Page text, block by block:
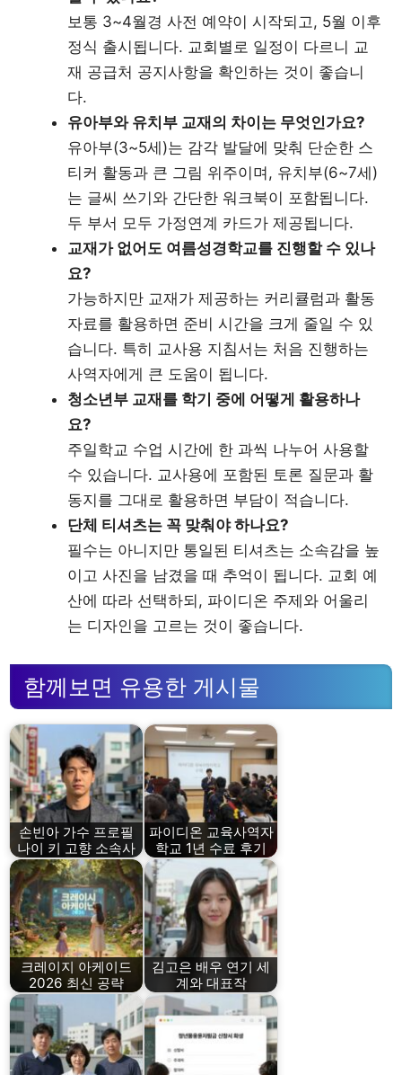
보통 3~4월경 사전 예약이 시작되고, 5월 이후
정식 출시됩니다. 교회별로 일정이 다르니 교
재 공급처 공지사항을 확인하는 것이 좋습니
다.
유아부와 유치부 교재의 차이는 무엇인가요?
유아부(3~5세)는 감각 발달에 맞춰 단순한 스
티커 활동과 큰 그림 위주이며, 유치부(6~7세)
는 글씨 쓰기와 간단한 워크북이 포함됩니다.
두 부서 모두 가정연계 카드가 제공됩니다.
교재가 없어도 여름성경학교를 진행할 수 있나
요?
가능하지만 교재가 제공하는 커리큘럼과 활동
자료를 활용하면 준비 시간을 크게 줄일 수 있
습니다. 특히 교사용 지침서는 처음 진행하는
사역자에게 큰 도움이 됩니다.
청소년부 교재를 학기 중에 어떻게 활용하나
요?
주일학교 수업 시간에 한 과씩 나누어 사용할
수 있습니다. 교사용에 포함된 토론 질문과 활
동지를 그대로 활용하면 부담이 적습니다.
단체 티셔츠는 꼭 맞춰야 하나요?
필수는 아니지만 통일된 티셔츠는 소속감을 높
이고 사진을 남겼을 때 추억이 됩니다. 교회 예
산에 따라 선택하되, 파이디온 주제와 어울리
는 디자인을 고르는 것이 좋습니다.
함께보면 유용한 게시물
손빈아 가수 프로필
나이 키 고향 소속사
파이디온 교육사역자
학교 1년 수료 후기
크레이지 아케이드
2026 최신 공략
김고은 배우 연기 세
계와 대표작